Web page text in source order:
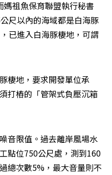
祖魚保育聯盟執行秘書
尺以內的海域都是白海豚
已進入白海豚棲地，可謂
棲地，要求開發單位承
打樁的「管架式負壓沉箱
音限值。過去離岸風場水
點位750公尺處，測到160
總次數5%，最大音量則不